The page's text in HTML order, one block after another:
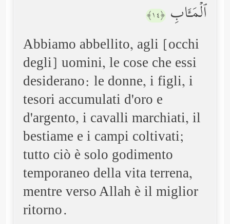
ٱلۡمَـَٔابِ ﴿١٤﴾
Abbiamo abbellito, agli [occhi
degli] uomini, le cose che essi
desiderano: le donne, i figli, i
tesori accumulati d'oro e
d'argento, i cavalli marchiati, il
bestiame e i campi coltivati;
tutto ciò è solo godimento
temporaneo della vita terrena,
mentre verso Allah è il miglior
ritorno.